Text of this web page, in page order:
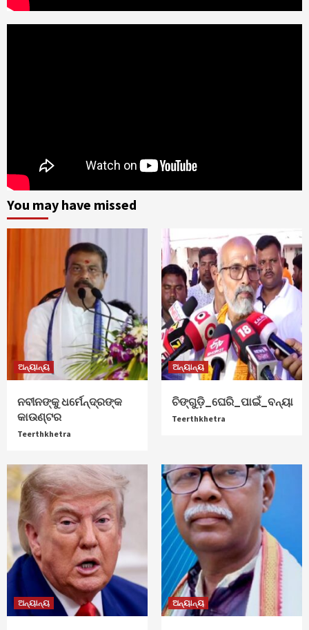
You may have missed
ଅନ୍ୟାନ୍ୟ
ନବୀନଙ୍କୁ ଧର୍ମେନ୍ଦ୍ରଙ୍କ
କାଉଣ୍ଟର
Teerthkhetra
ଅନ୍ୟାନ୍ୟ
ଚିଙ୍ଗୁଡ଼ି_ଘେରି_ପାଇଁ_ବନ୍ୟା
Teerthkhetra
ଅନ୍ୟାନ୍ୟ ଅନ୍ୟାନ୍ୟ